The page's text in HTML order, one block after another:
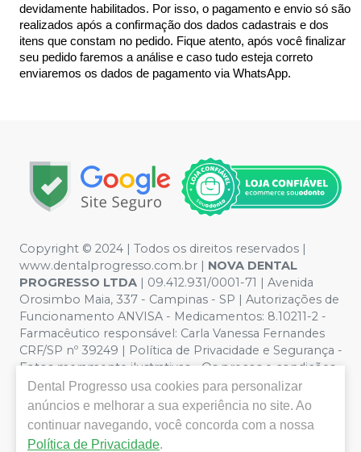
devidamente habilitados. Por isso, o pagamento e envio só são
realizados após a confirmação dos dados cadastrais e dos
itens que constam no pedido. Fique atento, após você finalizar
seu pedido faremos a análise e caso tudo esteja correto
enviaremos os dados de pagamento via WhatsApp.
Copyright © 2024 | Todos os direitos reservados |
www.dentalprogresso.com.br | NOVA DENTAL
PROGRESSO LTDA | 09.412.931/0001-71 | Avenida
Orosimbo Maia, 337 - Campinas - SP | Autorizações de
Funcionamento ANVISA - Medicamentos: 8.10211-2 -
Farmacêutico responsável: Carla Vanessa Fernandes
CRF/SP nº 39249 | Política de Privacidade e Segurança -
Fotos meramente ilustrativas - Os preços e condições
da loja virtual estão sujeitos a alterações. Em caso de
divergência de preços no site, o valor válido é o do
Carrinho de Compra. Não vendemos por atacado por
isso nos reservamos o direito de não atender compras
Dental Progresso usa cookies para personalizar
anúncios e melhorar a sua experiência no site. Ao
continuar navegando, você concorda com a nossa
Política de Privacidade.